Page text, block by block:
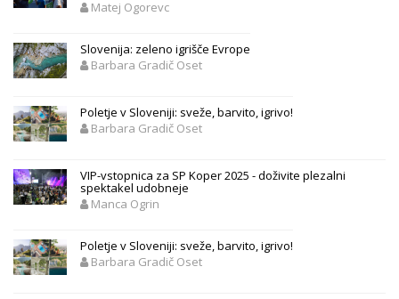
Matej Ogorevc
Slovenija: zeleno igrišče Evrope
Barbara Gradič Oset
Poletje v Sloveniji: sveže, barvito, igrivo!
Barbara Gradič Oset
VIP-vstopnica za SP Koper 2025 - doživite plezalni
spektakel udobneje
Manca Ogrin
Poletje v Sloveniji: sveže, barvito, igrivo!
Barbara Gradič Oset